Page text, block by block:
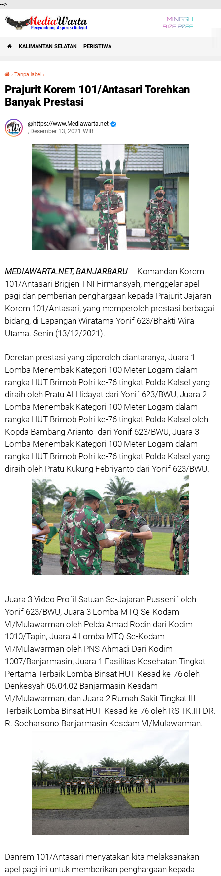
-->
MINGGU
9 08 2026
KALIMANTAN SELATAN PERISTIWA
› Tanpa label ›
Prajurit Korem 101/Antasari Torehkan
Banyak Prestasi
https://www.Mediawarta.net
, Desember 13, 2021 WIB
MEDIAWARTA.NET, BANJARBARU – Komandan Korem
101/Antasari Brigjen TNI Firmansyah, menggelar apel
pagi dan pemberian penghargaan kepada Prajurit Jajaran
Korem 101/Antasari, yang memperoleh prestasi berbagai
bidang, di Lapangan Wiratama Yonif 623/Bhakti Wira
Utama. Senin (13/12/2021).
Deretan prestasi yang diperoleh diantaranya, Juara 1
Lomba Menembak Kategori 100 Meter Logam dalam
rangka HUT Brimob Polri ke-76 tingkat Polda Kalsel yang
diraih oleh Pratu Al Hidayat dari Yonif 623/BWU, Juara 2
Lomba Menembak Kategori 100 Meter Logam dalam
rangka HUT Brimob Polri ke-76 tingkat Polda Kalsel oleh
Kopda Bambang Arianto dari Yonif 623/BWU, Juara 3
Lomba Menembak Kategori 100 Meter Logam dalam
rangka HUT Brimob Polri ke-76 tingkat Polda Kalsel yang
diraih oleh Pratu Kukung Febriyanto dari Yonif 623/BWU.
Juara 3 Video Profil Satuan Se-Jajaran Pussenif oleh
Yonif 623/BWU, Juara 3 Lomba MTQ Se-Kodam
VI/Mulawarman oleh Pelda Amad Rodin dari Kodim
1010/Tapin, Juara 4 Lomba MTQ Se-Kodam
VI/Mulawarman oleh PNS Ahmadi Dari Kodim
1007/Banjarmasin, Juara 1 Fasilitas Kesehatan Tingkat
Pertama Terbaik Lomba Binsat HUT Kesad ke-76 oleh
Denkesyah 06.04.02 Banjarmasin Kesdam
VI/Mulawarman, dan Juara 2 Rumah Sakit Tingkat III
Terbaik Lomba Binsat HUT Kesad ke-76 oleh RS TK.III DR.
R. Soeharsono Banjarmasin Kesdam VI/Mulawarman.
Danrem 101/Antasari menyatakan kita melaksanakan
apel pagi ini untuk memberikan penghargaan kepada